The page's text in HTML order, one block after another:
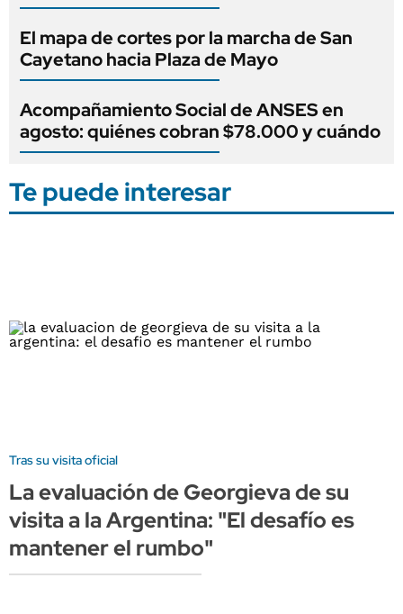
El mapa de cortes por la marcha de San
Cayetano hacia Plaza de Mayo
Acompañamiento Social de ANSES en
agosto: quiénes cobran $78.000 y cuándo
Te puede interesar
Tras su visita oficial
La evaluación de Georgieva de su
visita a la Argentina: "El desafío es
mantener el rumbo"